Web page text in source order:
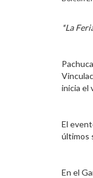
*La
inicia el
El
últimos
En el